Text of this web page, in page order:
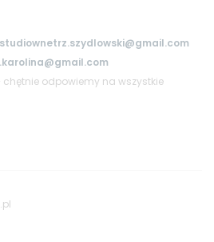
studiownetrz.szydlowski@gmail.com
odpowiemy na wszystkie